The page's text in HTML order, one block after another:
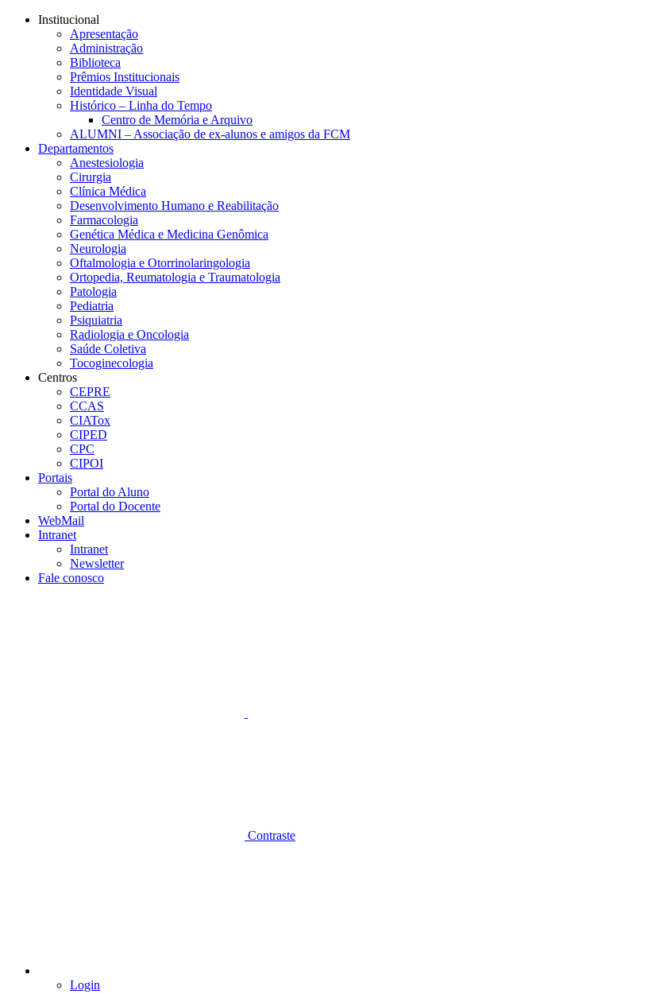
Conteúdo principal
Institucional
Apresentação
Administração
Biblioteca
Prêmios Institucionais
Identidade Visual
Histórico – Linha do Tempo
Centro de Memória e Arquivo
ALUMNI – Associação de ex-alunos e amigos da FCM
Departamentos
Anestesiologia
Cirurgia
Clínica Médica
Desenvolvimento Humano e Reabilitação
Farmacologia
Genética Médica e Medicina Genômica
Neurologia
Oftalmologia e Otorrinolaringologia
Ortopedia, Reumatologia e Traumatologia
Patologia
Pediatria
Psiquiatria
Radiologia e Oncologia
Saúde Coletiva
Tocoginecologia
Centros
CEPRE
CCAS
CIATox
CIPED
CPC
CIPOI
Portais
Portal do Aluno
Portal do Docente
WebMail
Intranet
Intranet
Newsletter
Fale conosco
Contraste
Login